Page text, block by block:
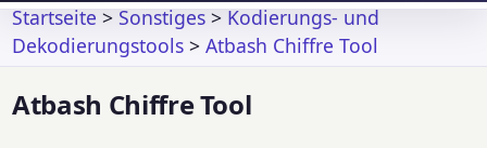
Startseite>Sonstiges>Kodierungs- und
Dekodierungstools >Atbash Chiffre Tool
Atbash Chiffre Tool